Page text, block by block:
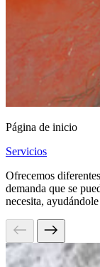
Página de inicio
Servicios
Ofrecemos
demanda que se
necesita,